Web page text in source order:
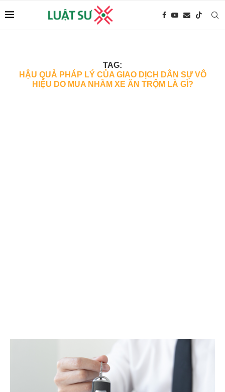
TAG:
HẬU QUẢ PHÁP LÝ CỦA GIAO DỊCH DÂN SỰ VÔ
HIỆU DO MUA NHẦM XE ĂN TRỘM LÀ GÌ?